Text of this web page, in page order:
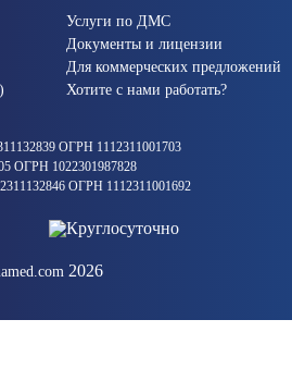
Услуги по ДМС
Документы и лицензии
Для коммерческих предложений
Хотите с нами работать?
ОГРН 1112311001703
ОГРН 1022301987828
ОГРН 1112311001692
Круглосуточно
2026